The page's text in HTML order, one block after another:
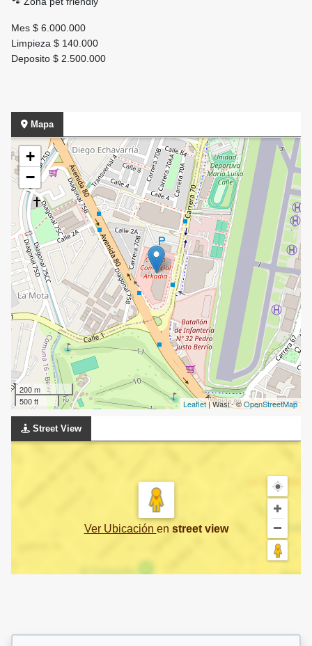
Mes $ 6.000.000
Limpieza $ 140.000
Deposito $ 2.500.000
Mapa
+
−
200 m
500 ft
Leaflet| Wasi - ©OpenStreetMap
Street View
Ver Ubicación en street view